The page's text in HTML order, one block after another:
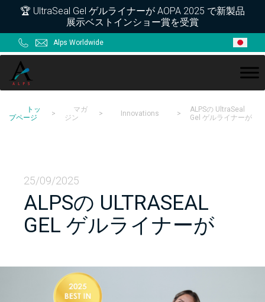
primary
navigation
main
content
primary
sidebar
footer
🏆 UltraSeal Gel ゲルライナーが AOPA 2025 で新製品
展示ベストインショー賞を受賞
Alps Worldwide
ALPS
トッ
プページ
>
マガ
ジン
> Innovations >
ALPSの UltraSeal
Gel ゲルライナーが
25/09/2025
ALPSの ULTRASEAL
GEL ゲルライナーが